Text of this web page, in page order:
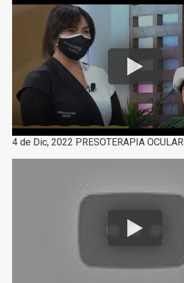
4 de Dic, 2022 PRESOTERAPIA OCULAR